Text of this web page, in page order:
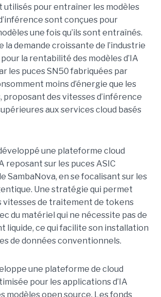
utilisés pour entraîner les modèles
sont conçues pour
une fois qu’ils sont entraînés.
la demande croissante de l’industrie
la rentabilité des modèles d’IA
les puces SN50 fabriquées par
moins d’énergie que les
proposant des vitesses d’inférence
aux services cloud basés
une plateforme cloud
reposant sur les puces ASIC
SambaNova, en se focalisant sur les
Une stratégie qui permet
vitesses de traitement de tokens
du matériel qui ne nécessite pas de
liquide, ce qui facilite son installation
de données conventionnels.
une plateforme de cloud
pour les applications d’IA
modèles open source. Les fonds